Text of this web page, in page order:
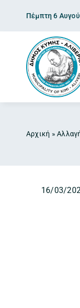
content
Πέμπτη 6
Αρχική »
16/03/